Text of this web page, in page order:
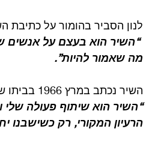
לנון הסביר בהומור על כתיבת
“השיר הוא בעצם על אנשים
מה שאמור להיות”.
השיר נכתב במרץ 1966 בביתו של ג’ון בקנווד. פול סיפר ב many years from now:
“השיר הוא שיתוף פעולה שלי
הרעיון המקורי, רק כשישבנו